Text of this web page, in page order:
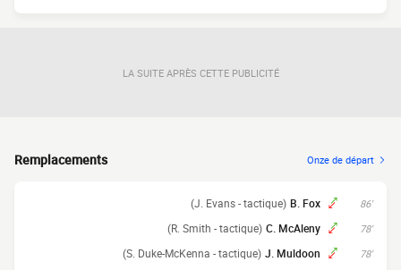
LA SUITE APRÈS CETTE PUBLICITÉ
Remplacements Onze de départ
86'
B. Fox
(J. Evans - tactique)
78'
C. McAleny
(R. Smith - tactique)
78'
J. Muldoon
(S. Duke-McKenna - tactique)